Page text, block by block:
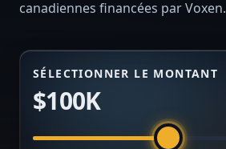
canadiennes financées par Voxen.
SÉLECTIONNER LE MONTANT
$100K